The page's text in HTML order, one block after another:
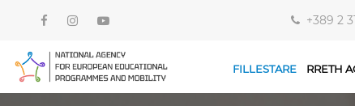
+389 2
FILLESTARE RRETH